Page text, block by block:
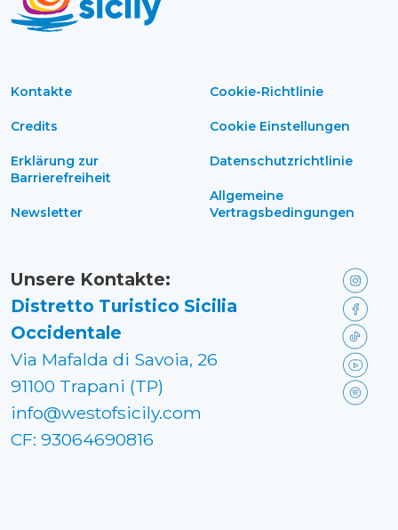
Kontakte
Credits
Erklärung zur
Barrierefreiheit
Newsletter
Cookie-Richtlinie
Cookie Einstellungen
Datenschutzrichtlinie
Allgemeine
Vertragsbedingungen
Unsere Kontakte:
Distretto Turistico Sicilia
Occidentale
Via Mafalda di Savoia, 26
91100 Trapani (TP)
info@westofsicily.com
CF: 93064690816